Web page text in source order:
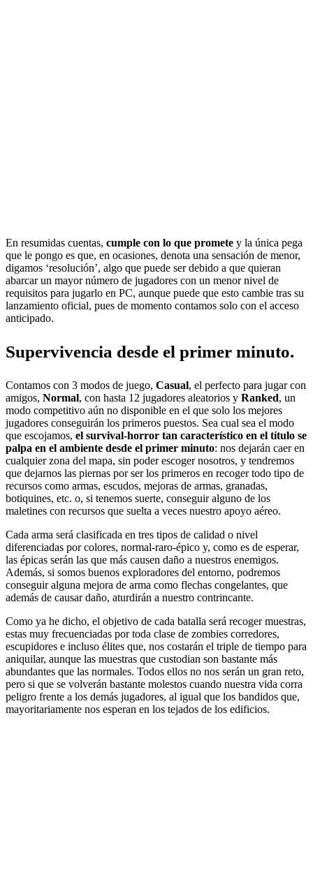
En resumidas cuentas, cumple con lo que promete y la única pega
que le pongo es que, en ocasiones, denota una sensación de menor,
digamos ‘resolución’, algo que puede ser debido a que quieran
abarcar un mayor número de jugadores con un menor nivel de
requisitos para jugarlo en PC, aunque puede que esto cambie tras su
lanzamiento oficial, pues de momento contamos solo con el acceso
anticipado.
Supervivencia desde el primer minuto.
Contamos con 3 modos de juego, Casual, el perfecto para jugar con
amigos, Normal, con hasta 12 jugadores aleatorios y Ranked, un
modo competitivo aún no disponible en el que solo los mejores
jugadores conseguirán los primeros puestos. Sea cual sea el modo
que escojamos, el survival-horror tan característico en el título se
palpa en el ambiente desde el primer minuto: nos dejarán caer en
cualquier zona del mapa, sin poder escoger nosotros, y tendremos
que dejarnos las piernas por ser los primeros en recoger todo tipo de
recursos como armas, escudos, mejoras de armas, granadas,
botiquines, etc. o, si tenemos suerte, conseguir alguno de los
maletines con recursos que suelta a veces nuestro apoyo aéreo.
Cada arma será clasificada en tres tipos de calidad o nivel
diferenciadas por colores, normal-raro-épico y, como es de esperar,
las épicas serán las que más causen daño a nuestros enemigos.
Además, si somos buenos exploradores del entorno, podremos
conseguir alguna mejora de arma como flechas congelantes, que
además de causar daño, aturdirán a nuestro contrincante.
Como ya he dicho, el objetivo de cada batalla será recoger muestras,
estas muy frecuenciadas por toda clase de zombies corredores,
escupidores e incluso élites que, nos costarán el triple de tiempo para
aniquilar, aunque las muestras que custodian son bastante más
abundantes que las normales. Todos ellos no nos serán un gran reto,
pero si que se volverán bastante molestos cuando nuestra vida corra
peligro frente a los demás jugadores, al igual que los bandidos que,
mayoritariamente nos esperan en los tejados de los edificios.